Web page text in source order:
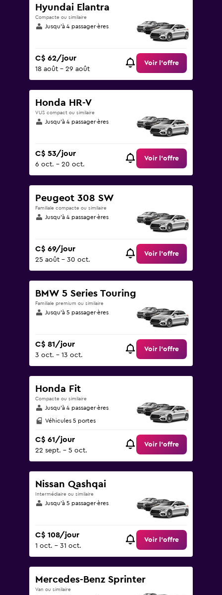
Hyundai Elantra
Compacte ou similaire
Jusqu’à 4 passager·ères
C$ 62/jour
18 août - 29 août
Voir l’offre
Honda HR-V
VUS compact ou similaire
Jusqu’à 4 passager·ères
C$ 53/jour
6 oct. - 20 oct.
Voir l’offre
Peugeot 308 SW
Familiale compacte ou similaire
Jusqu’à 4 passager·ères
C$ 69/jour
25 août - 30 oct.
Voir l’offre
BMW 5 Series Touring
Familiale premium ou similaire
Jusqu’à 5 passager·ères
C$ 81/jour
3 oct. - 13 oct.
Voir l’offre
Honda Fit
Compacte ou similaire
Jusqu’à 4 passager·ères
Véhicules 5 portes
C$ 61/jour
22 sept. - 5 oct.
Voir l’offre
Nissan Qashqai
Intermédiaire ou similaire
Jusqu’à 5 passager·ères
C$ 108/jour
1 oct. - 31 oct.
Voir l’offre
Mercedes-Benz Sprinter
Van ou similaire